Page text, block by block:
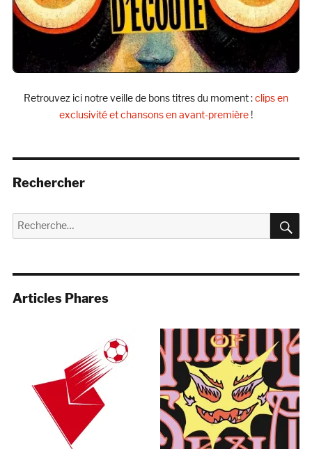
Retrouvez ici notre veille de bons titres du moment :clips en
exclusivité et chansons en avant-première !
Rechercher
Recherche
pour :
Articles Phares